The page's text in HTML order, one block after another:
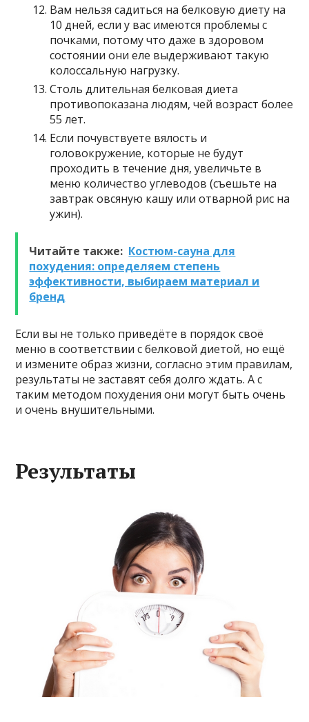
Вам нельзя садиться на белковую диету на
10 дней, если у вас имеются проблемы с
почками, потому что даже в здоровом
состоянии они еле выдерживают такую
колоссальную нагрузку.
Столь длительная белковая диета
противопоказана людям, чей возраст более
55 лет.
Если почувствуете вялость и
головокружение, которые не будут
проходить в течение дня, увеличьте в
меню количество углеводов (съешьте на
завтрак овсяную кашу или отварной рис на
ужин).
Читайте также: Костюм-сауна для
похудения: определяем степень
эффективности, выбираем материал и
бренд
Если вы не только приведёте в порядок своё
меню в соответствии с белковой диетой, но ещё
и измените образ жизни, согласно этим правилам,
результаты не заставят себя долго ждать. А с
таким методом похудения они могут быть очень
и очень внушительными.
Результаты